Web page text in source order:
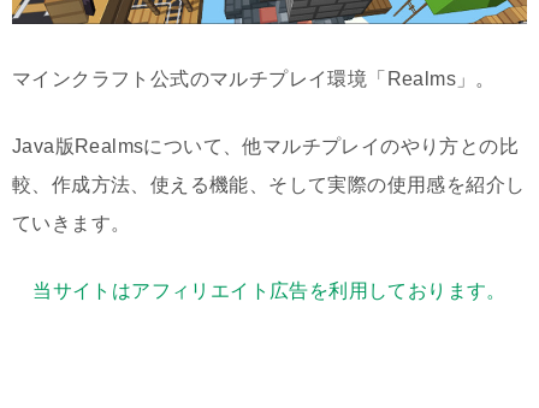
マインクラフト公式のマルチプレイ環境「Realms」。
Java版Realmsについて、他マルチプレイのやり方との比
較、作成方法、使える機能、そして実際の使用感を紹介し
ていきます。
当サイトはアフィリエイト広告を利用しております。